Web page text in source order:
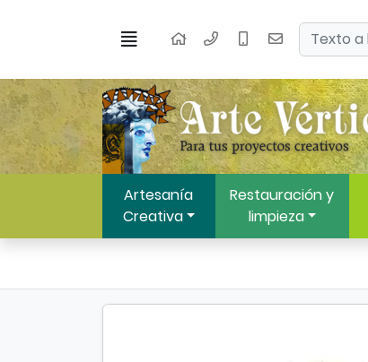
Menú Inicio Buscar
Artesanía
Creativa
Restauración y
limpieza